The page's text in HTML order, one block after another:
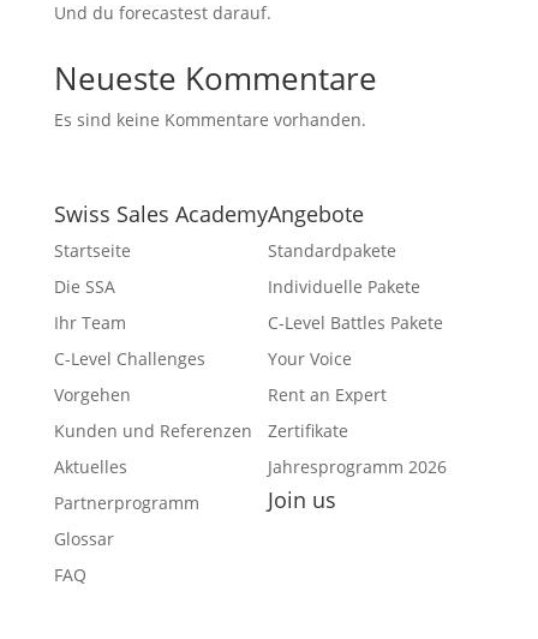
Und du forecastest darauf.
Neueste Kommentare
Es sind keine Kommentare vorhanden.
Swiss Sales Academy
Startseite
Die SSA
Ihr Team
C-Level Challenges
Vorgehen
Kunden und Referenzen
Aktuelles
Partnerprogramm
Glossar
FAQ
Angebote
Standardpakete
Individuelle Pakete
C-Level Battles Pakete
Your Voice
Rent an Expert
Zertifikate
Jahresprogramm 2026
Join us